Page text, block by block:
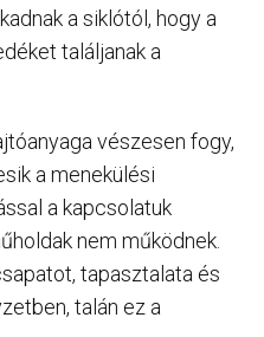
a siklótól, hogy a
találjanak a
vészesen fogy,
a menekülési
a kapcsolatuk
nem működnek.
tapasztalata és
talán ez a